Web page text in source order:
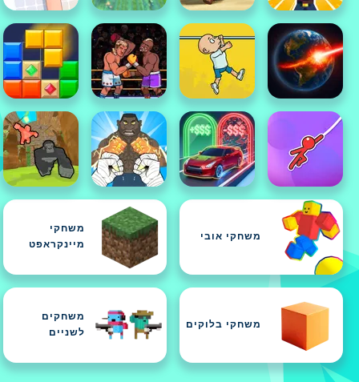
משחקי אובי
משחקי
מיינקראפט
משחקי בלוקים
משחקים
לשניים